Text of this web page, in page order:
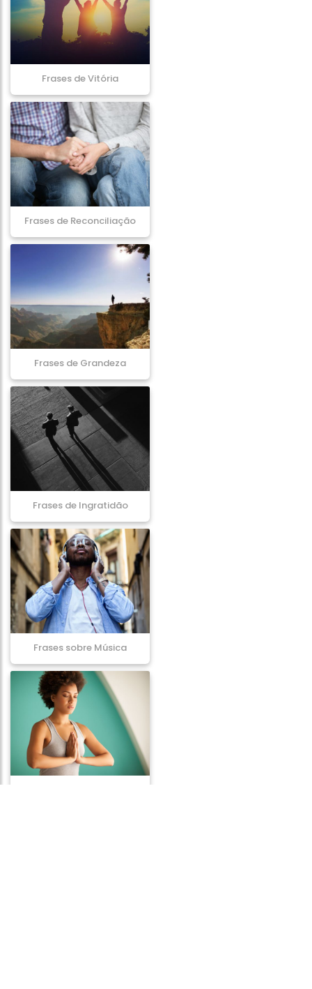
Frases de Vitória
Frases de Reconciliação
Frases de Grandeza
Frases de Ingratidão
Frases sobre Música